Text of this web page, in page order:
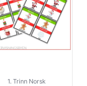
1. Trinn Norsk